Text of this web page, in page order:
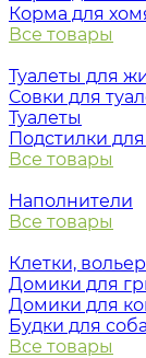
Корма для
Все товары
Туалеты для
Совки для
Туалеты
Подстилки
Все товары
Наполнители
Все товары
Клетки,
Домики для
Домики для
Будки для
Все товары